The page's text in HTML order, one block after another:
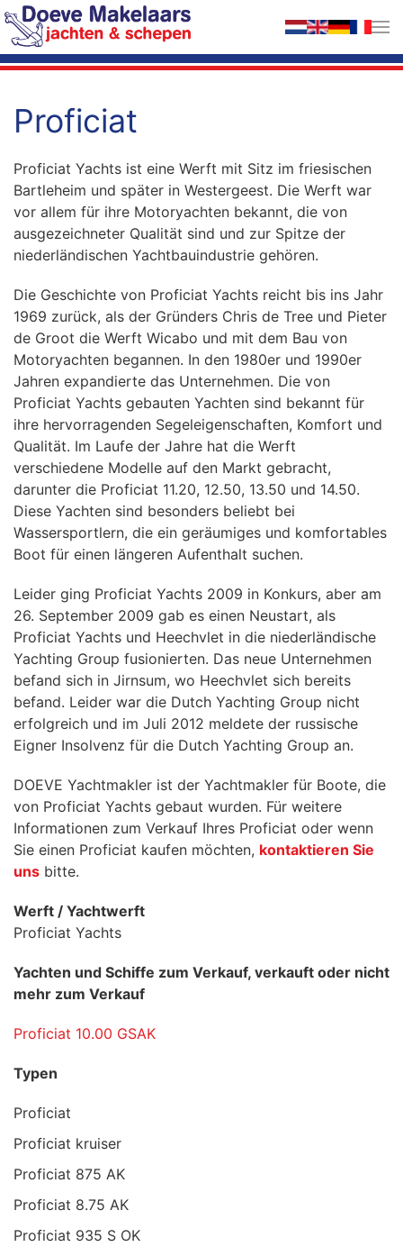
Zum Hauptinhalt springen
Proficiat
Proficiat Yachts ist eine Werft mit Sitz im friesischen
Bartleheim und später in Westergeest. Die Werft war
vor allem für ihre Motoryachten bekannt, die von
ausgezeichneter Qualität sind und zur Spitze der
niederländischen Yachtbauindustrie gehören.
Die Geschichte von Proficiat Yachts reicht bis ins Jahr
1969 zurück, als der Gründers Chris de Tree und Pieter
de Groot die Werft Wicabo und mit dem Bau von
Motoryachten begannen. In den 1980er und 1990er
Jahren expandierte das Unternehmen. Die von
Proficiat Yachts gebauten Yachten sind bekannt für
ihre hervorragenden Segeleigenschaften, Komfort und
Qualität. Im Laufe der Jahre hat die Werft
verschiedene Modelle auf den Markt gebracht,
darunter die Proficiat 11.20, 12.50, 13.50 und 14.50.
Diese Yachten sind besonders beliebt bei
Wassersportlern, die ein geräumiges und komfortables
Boot für einen längeren Aufenthalt suchen.
Leider ging Proficiat Yachts 2009 in Konkurs, aber am
26. September 2009 gab es einen Neustart, als
Proficiat Yachts und Heechvlet in die niederländische
Yachting Group fusionierten. Das neue Unternehmen
befand sich in Jirnsum, wo Heechvlet sich bereits
befand. Leider war die Dutch Yachting Group nicht
erfolgreich und im Juli 2012 meldete der russische
Eigner Insolvenz für die Dutch Yachting Group an.
DOEVE Yachtmakler ist der Yachtmakler für Boote, die
von Proficiat Yachts gebaut wurden. Für weitere
Informationen zum Verkauf Ihres Proficiat oder wenn
Sie einen Proficiat kaufen möchten, kontaktieren Sie
uns bitte.
Werft / Yachtwerft
Proficiat Yachts
Yachten und Schiffe zum Verkauf, verkauft oder nicht
mehr zum Verkauf
Proficiat 10.00 GSAK
Typen
Proficiat
Proficiat kruiser
Proficiat 875 AK
Proficiat 8.75 AK
Proficiat 935 S OK